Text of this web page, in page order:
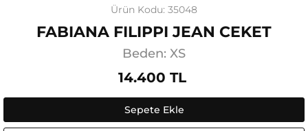
Ürün Kodu: 35048
FABIANA FILIPPI JEAN CEKET
Beden: XS
14.400 TL
Sepete Ekle